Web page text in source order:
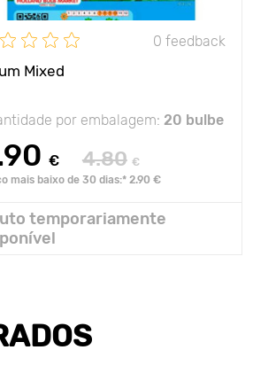
0 feedback
Mixed
por embalagem: 20 bulbe
€ 4.80 €
mais baixo de 30 dias:* 2.90 €
temporariamente